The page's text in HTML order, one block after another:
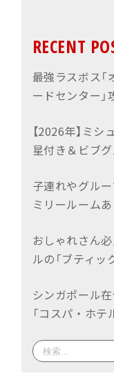
RECENT
最強ラスボス
ードセンター」
【2026年】ミ
星付き＆ビブ
子連れやグル
ミリールーム
おしゃれさん
ルの「ブティッ
シンガポール
「コスパ・ホテ